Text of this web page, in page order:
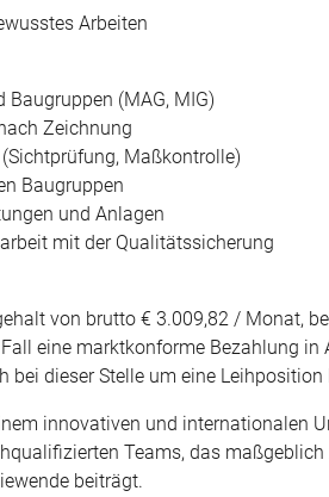
Arbeiten
(MAG, MIG)
Zeichnung
Maßkontrolle)
Baugruppen
und Anlagen
mit der Qualitätssicherung
von brutto € 3.009,82 / Monat,
eine marktkonforme Bezahlung
bei dieser Stelle um eine Leihposition
innovativen und internationalen
Teams, das
beiträgt.